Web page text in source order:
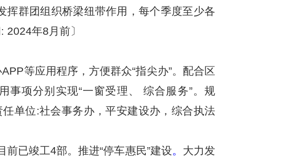
挥群团组织桥梁纽带作用，每个季度至少各
年8月前〕
等应用程序，方便群众“指尖办”。配合区
事项分别实现“一窗受理、 综合服务”。规
单位:社会事务办，平安建设办，综合执法
已竣工4部。推进“停车惠民”建设。 大力发